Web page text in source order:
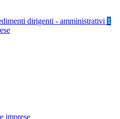
dirigenti - amministrativi 1
imprese